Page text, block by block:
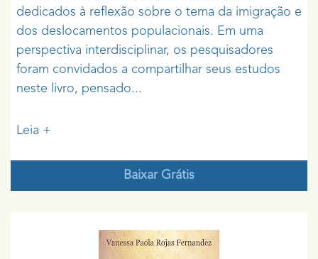
dedicados à reflexão sobre o tema da imigração e
dos deslocamentos populacionais. Em uma
perspectiva interdisciplinar, os pesquisadores
foram convidados a compartilhar seus estudos
neste livro, pensado...
Leia +
Baixar Grátis